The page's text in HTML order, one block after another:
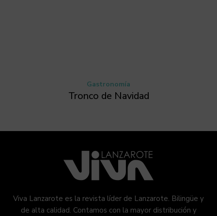
Gastronomía
Tronco de Navidad
Viva Lanzarote es la revista líder de Lanzarote. Bilingüe y
de alta calidad. Contamos con la mayor distribución y